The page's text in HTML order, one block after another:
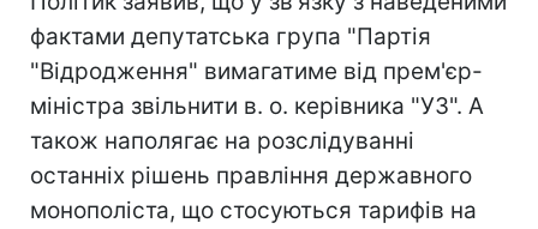
фактами депутатська група "Партія
"Відродження" вимагатиме від прем'єр-
міністра звільнити в. о. керівника "УЗ". А
також наполягає на розслідуванні
останніх рішень правління державного
монополіста, що стосуються тарифів на